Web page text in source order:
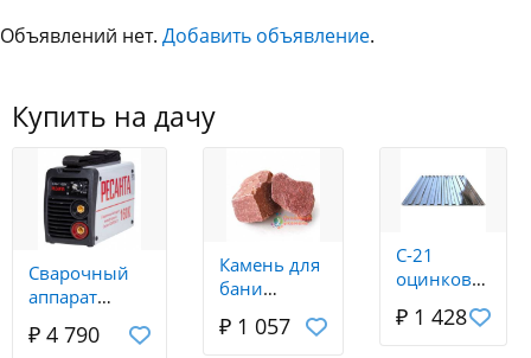
Объявлений нет. Добавить объявление.
Купить на дачу
Сварочный
аппарат
инверторный
САИ 160К
₽ 4 790
Камень для
бани
Кварцит
₽ 1 057
С-21
оцинковка
3м (0.3мм
хит)
₽ 1 428